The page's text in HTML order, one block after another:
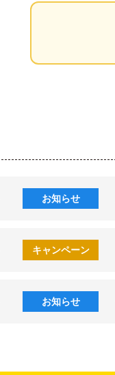
お知らせ
キャンペーン
お知らせ